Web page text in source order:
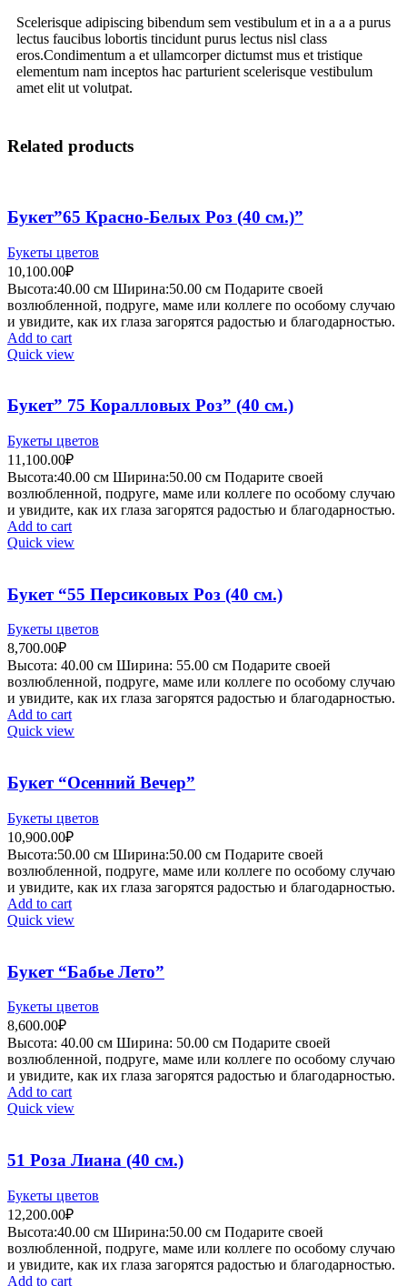
Scelerisque adipiscing bibendum sem vestibulum et in a a a purus
lectus faucibus lobortis tincidunt purus lectus nisl class
eros.Condimentum a et ullamcorper dictumst mus et tristique
elementum nam inceptos hac parturient scelerisque vestibulum
amet elit ut volutpat.
Related products
Букет”65 Красно-Белых Роз (40 см.)”
Букеты цветов
10,100.00₽
Высота:40.00 см Ширина:50.00 см Подарите своей
возлюбленной, подруге, маме или коллеге по особому случаю
и увидите, как их глаза загорятся радостью и благодарностью.
Add to cart
Quick view
Букет” 75 Коралловых Роз” (40 см.)
Букеты цветов
11,100.00₽
Высота:40.00 см Ширина:50.00 см Подарите своей
возлюбленной, подруге, маме или коллеге по особому случаю
и увидите, как их глаза загорятся радостью и благодарностью.
Add to cart
Quick view
Букет “55 Персиковых Роз (40 см.)
Букеты цветов
8,700.00₽
Высота: 40.00 см Ширина: 55.00 см Подарите своей
возлюбленной, подруге, маме или коллеге по особому случаю
и увидите, как их глаза загорятся радостью и благодарностью.
Add to cart
Quick view
Букет “Осенний Вечер”
Букеты цветов
10,900.00₽
Высота:50.00 см Ширина:50.00 см Подарите своей
возлюбленной, подруге, маме или коллеге по особому случаю
и увидите, как их глаза загорятся радостью и благодарностью.
Add to cart
Quick view
Букет “Бабье Лето”
Букеты цветов
8,600.00₽
Высота: 40.00 см Ширина: 50.00 см Подарите своей
возлюбленной, подруге, маме или коллеге по особому случаю
и увидите, как их глаза загорятся радостью и благодарностью.
Add to cart
Quick view
51 Роза Лиана (40 см.)
Букеты цветов
12,200.00₽
Высота:40.00 см Ширина:50.00 см Подарите своей
возлюбленной, подруге, маме или коллеге по особому случаю
и увидите, как их глаза загорятся радостью и благодарностью.
Add to cart